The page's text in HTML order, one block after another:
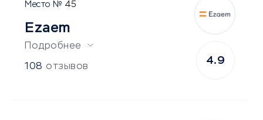
45
Ezaem
Подробнее
108 отзывов
4.9